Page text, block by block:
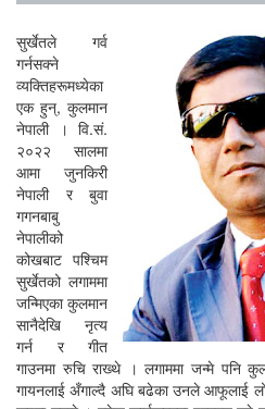
सुर्खेतले गर्व
गर्नसक्ने
व्यक्तिहरूमध्येका
एक हुन्, कुलमान
नेपाली । वि.सं.
२०२२ सालमा
आमा जुनकिरी
नेपाली र बुवा
गगनबाबु
नेपालीको
कोखबाट पश्चिम
सुर्खेतको लगाममा
जन्मिएका कुलमान
सानैदेखि नृत्य
गर्न र गीत
गाउनमा रुचि राख्थे । लगाममा जन्मे पनि
गायनलाई अँगाल्दै अघि बढेका उनले आफूलाई